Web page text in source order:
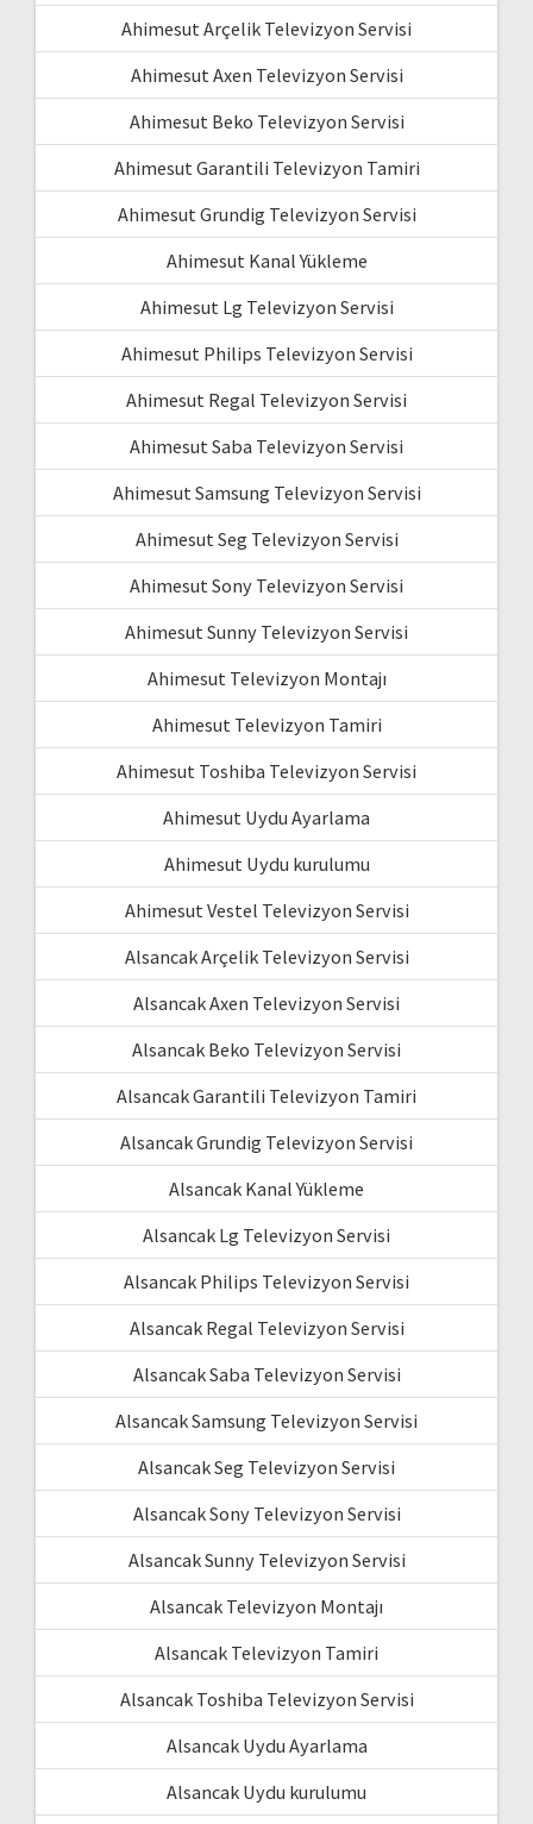
Ahimesut Arçelik Televizyon Servisi
Ahimesut Axen Televizyon Servisi
Ahimesut Beko Televizyon Servisi
Ahimesut Garantili Televizyon Tamiri
Ahimesut Grundig Televizyon Servisi
Ahimesut Kanal Yükleme
Ahimesut Lg Televizyon Servisi
Ahimesut Philips Televizyon Servisi
Ahimesut Regal Televizyon Servisi
Ahimesut Saba Televizyon Servisi
Ahimesut Samsung Televizyon Servisi
Ahimesut Seg Televizyon Servisi
Ahimesut Sony Televizyon Servisi
Ahimesut Sunny Televizyon Servisi
Ahimesut Televizyon Montajı
Ahimesut Televizyon Tamiri
Ahimesut Toshiba Televizyon Servisi
Ahimesut Uydu Ayarlama
Ahimesut Uydu kurulumu
Ahimesut Vestel Televizyon Servisi
Alsancak Arçelik Televizyon Servisi
Alsancak Axen Televizyon Servisi
Alsancak Beko Televizyon Servisi
Alsancak Garantili Televizyon Tamiri
Alsancak Grundig Televizyon Servisi
Alsancak Kanal Yükleme
Alsancak Lg Televizyon Servisi
Alsancak Philips Televizyon Servisi
Alsancak Regal Televizyon Servisi
Alsancak Saba Televizyon Servisi
Alsancak Samsung Televizyon Servisi
Alsancak Seg Televizyon Servisi
Alsancak Sony Televizyon Servisi
Alsancak Sunny Televizyon Servisi
Alsancak Televizyon Montajı
Alsancak Televizyon Tamiri
Alsancak Toshiba Televizyon Servisi
Alsancak Uydu Ayarlama
Alsancak Uydu kurulumu